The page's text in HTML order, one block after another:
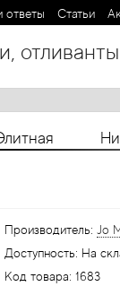
ответы Статьи
отливанты
Производитель: Jo
Доступность: На
Код товара: 1683